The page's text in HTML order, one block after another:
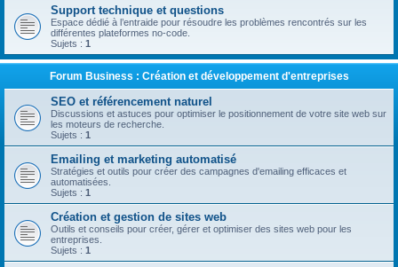
Support technique et questions
Espace dédié à l’entraide pour résoudre les problèmes rencontrés sur les
différentes plateformes no-code.
Sujets : 1
Forum Business : Création et développement d'entreprises
SEO et référencement naturel
Discussions et astuces pour optimiser le positionnement de votre site web sur
les moteurs de recherche.
Sujets : 1
Emailing et marketing automatisé
Stratégies et outils pour créer des campagnes d'emailing efficaces et
automatisées.
Sujets : 1
Création et gestion de sites web
Outils et conseils pour créer, gérer et optimiser des sites web pour les
entreprises.
Sujets : 1